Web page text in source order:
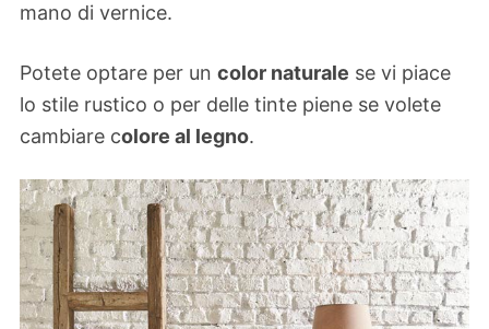
mano di vernice.
Potete optare per un color naturale se vi piace
lo stile rustico o per delle tinte piene se volete
cambiare colore al legno.